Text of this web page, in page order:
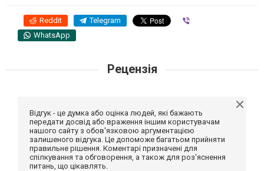
Reddit Telegram
WhatsApp
Рецензія
Відгук - це думка або оцінка людей, які бажають
передати досвід або враження іншим користувачам
нашого сайту з обов'язковою аргументацією
залишеного відгука. Це допоможе багатьом прийняти
правильне рішення. Коментарі призначені для
спілкування та обговорення, а також для роз'яснення
питань, що цікавлять.